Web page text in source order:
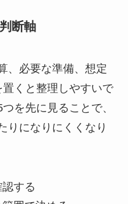
断軸
、必要な準備、想定
くと整理しやすいで
を先に見ることで、
りになりにくくなり
する